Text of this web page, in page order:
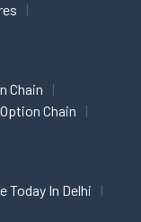
Chain
Chain
Today In Delhi